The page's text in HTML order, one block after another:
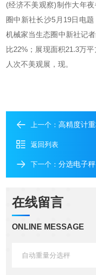
(经济不美观察)制作大年
圈中新社长沙5月19日电
机械家当生态圈中新社记
比22%；展现面积21.3万
人次不美观展，现。
上一个： 高精度计
返回列表
下一个： 分选电子秤
在线留言
ONLINE MESSAGE